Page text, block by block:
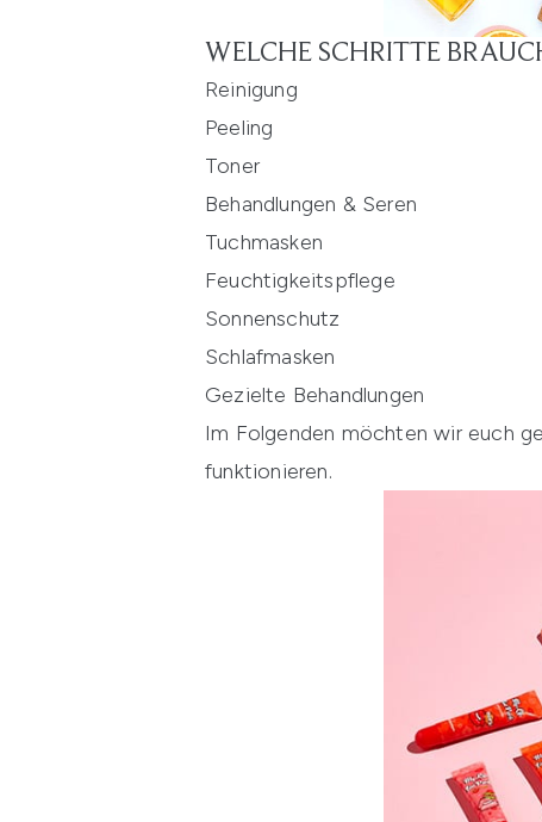
WELCHE SCHRITTE
Reinigung
Peeling
Toner
Behandlungen & Seren
Tuchmasken
Feuchtigkeitspflege
Sonnenschutz
Schlafmasken
Gezielte Behandlungen
Im Folgenden möchten wir euch
funktionieren.